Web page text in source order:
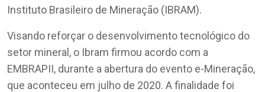
Instituto Brasileiro de Mineração (IBRAM).
Visando reforçar o desenvolvimento tecnológico do
setor mineral, o Ibram firmou acordo com a
EMBRAPII, durante a abertura do evento e-Mineração,
que aconteceu em julho de 2020. A finalidade foi